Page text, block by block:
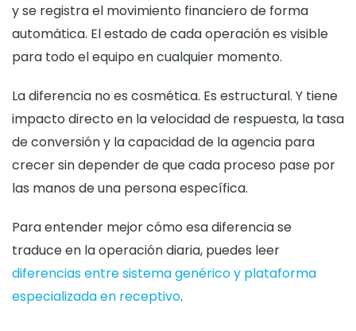
y se registra el movimiento financiero de forma
automática. El estado de cada operación es visible
para todo el equipo en cualquier momento.
La diferencia no es cosmética. Es estructural. Y tiene
impacto directo en la velocidad de respuesta, la tasa
de conversión y la capacidad de la agencia para
crecer sin depender de que cada proceso pase por
las manos de una persona específica.
Para entender mejor cómo esa diferencia se
traduce en la operación diaria, puedes leer
diferencias entre sistema genérico y plataforma
especializada en receptivo.